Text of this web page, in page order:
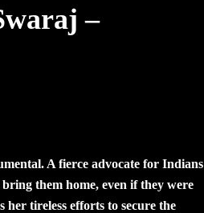
–
A fierce advocate for Indians
them home, even if they were
her tireless efforts to secure the